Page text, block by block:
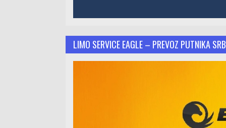
LIMO SERVICE EAGLE – PREVOZ PUTNIKA